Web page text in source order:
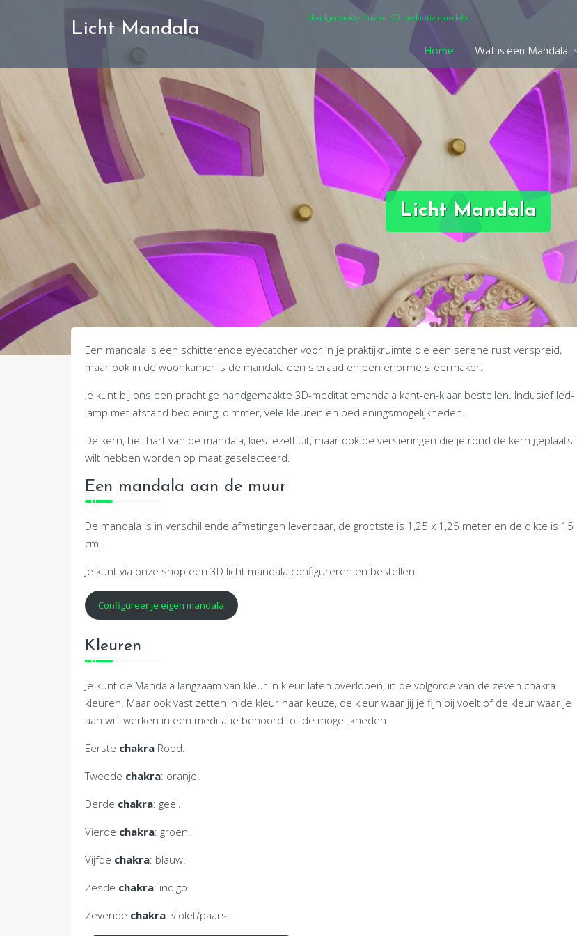
Licht Mandala
Handgemaakte, houten 3D meditatie mandala
Home Wat is een Mandala
Licht Mandala
Een mandala is een schitterende eyecatcher voor in je praktijkruimte die een serene rust verspreid,
maar ook in de woonkamer is de mandala een sieraad en een enorme sfeermaker.
Je kunt bij ons een prachtige handgemaakte 3D-meditatiemandala kant-en-klaar bestellen. Inclusief led-
lamp met afstand bediening, dimmer, vele kleuren en bedieningsmogelijkheden.
De kern, het hart van de mandala, kies jezelf uit, maar ook de versieringen die je rond de kern geplaatst
wilt hebben worden op maat geselecteerd.
Een mandala aan de muur
De mandala is in verschillende afmetingen leverbaar, de grootste is 1,25 x 1,25 meter en de dikte is 15
cm.
Je kunt via onze shop een 3D licht mandala configureren en bestellen:
Configureer je eigen mandala
Kleuren
Je kunt de Mandala langzaam van kleur in kleur laten overlopen, in de volgorde van de zeven chakra
kleuren. Maar ook vast zetten in de kleur naar keuze, de kleur waar jij je fijn bij voelt of de kleur waar je
aan wilt werken in een meditatie behoord tot de mogelijkheden.
Eerste chakra Rood.
Tweede chakra: oranje.
Derde chakra: geel.
Vierde chakra: groen.
Vijfde chakra: blauw.
Zesde chakra: indigo.
Zevende chakra: violet/paars.